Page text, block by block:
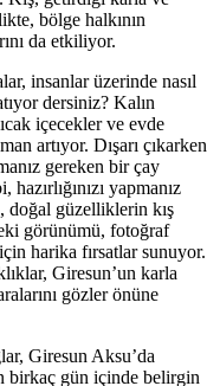
bölge halkının
da etkiliyor.
insanlar üzerinde nasıl
dersiniz? Kalın
içecekler ve evde
artıyor. Dışarı çıkarken
gereken bir çay
hazırlığınızı yapmanız
doğal güzelliklerin kış
görünümü, fotoğraf
harika fırsatlar sunuyor.
Giresun’un karla
gözler önüne
Giresun Aksu’da
birkaç gün içinde belirgin